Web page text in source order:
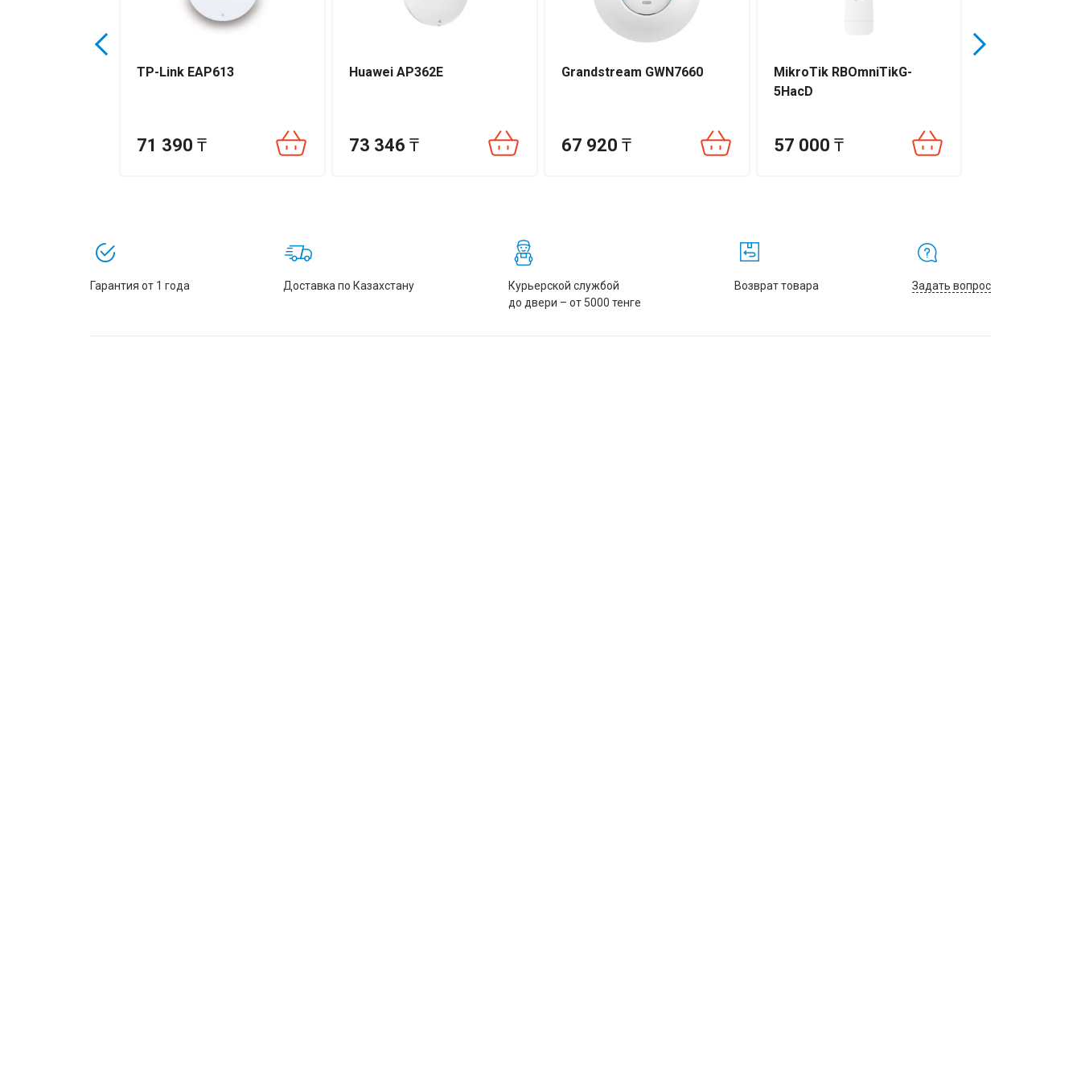
TP-Link EAP613
71 390 ₸
Huawei AP362E
73 346 ₸
Grandstream GWN7660
67 920 ₸
MikroTik RBOmniTikG-
5HacD
57 000 ₸
Гарантия от 1 года Доставка по Казахстану
Курьерской службой
до двери – от 5000 тенге
Возврат товара Задать вопрос